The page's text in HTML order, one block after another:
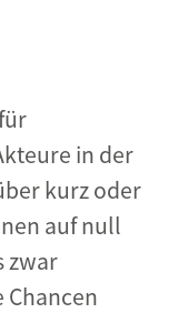
in der
kurz oder
auf null
zwar